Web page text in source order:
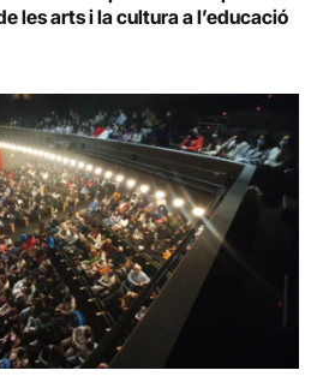
les arts i la cultura a l’educació